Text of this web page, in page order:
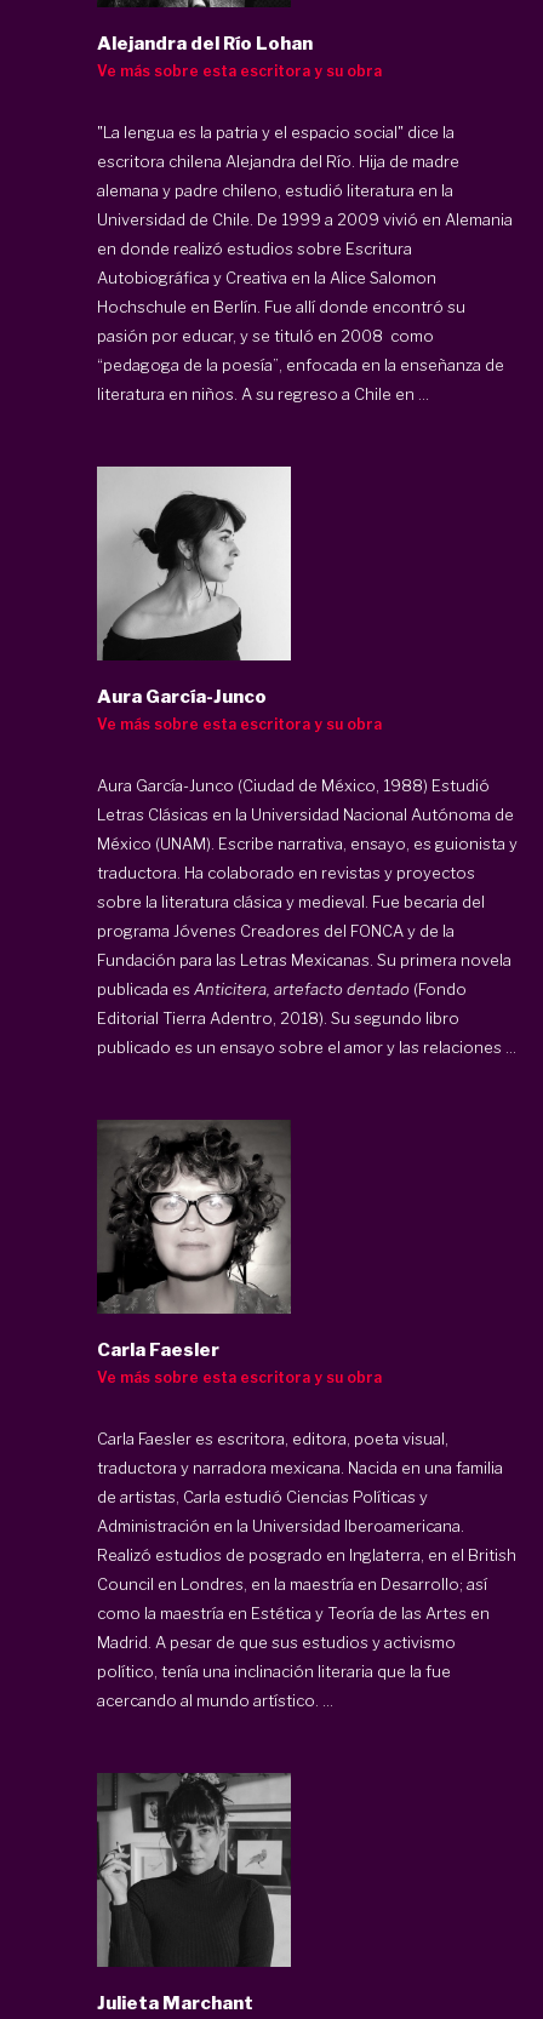
Alejandra del Río Lohan
Ve más sobre esta escritora y su obra
"La lengua es la patria y el espacio social" dice la
escritora chilena Alejandra del Río. Hija de madre
alemana y padre chileno, estudió literatura en la
Universidad de Chile. De 1999 a 2009 vivió en Alemania
en donde realizó estudios sobre Escritura
Autobiográfica y Creativa en la Alice Salomon
Hochschule en Berlín. Fue allí donde encontró su
pasión por educar, y se tituló en 2008 como
“pedagoga de la poesía”, enfocada en la enseñanza de
literatura en niños. A su regreso a Chile en ...
Aura García-Junco
Ve más sobre esta escritora y su obra
Aura García-Junco (Ciudad de México, 1988) Estudió
Letras Clásicas en la Universidad Nacional Autónoma de
México (UNAM). Escribe narrativa, ensayo, es guionista y
traductora. Ha colaborado en revistas y proyectos
sobre la literatura clásica y medieval. Fue becaria del
programa Jóvenes Creadores del FONCA y de la
Fundación para las Letras Mexicanas. Su primera novela
publicada es Anticitera, artefacto dentado (Fondo
Editorial Tierra Adentro, 2018). Su segundo libro
publicado es un ensayo sobre el amor y las relaciones ...
Carla Faesler
Ve más sobre esta escritora y su obra
Carla Faesler es escritora, editora, poeta visual,
traductora y narradora mexicana. Nacida en una familia
de artistas, Carla estudió Ciencias Políticas y
Administración en la Universidad Iberoamericana.
Realizó estudios de posgrado en Inglaterra, en el British
Council en Londres, en la maestría en Desarrollo; así
como la maestría en Estética y Teoría de las Artes en
Madrid. A pesar de que sus estudios y activismo
político, tenía una inclinación literaria que la fue
acercando al mundo artístico. ...
Julieta Marchant